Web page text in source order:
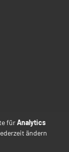
fürAnalytics
ändern